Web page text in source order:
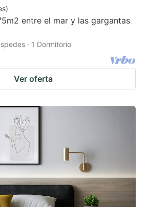
)
entre el mar y las gargantas
· 1 Dormitorio
Ver oferta